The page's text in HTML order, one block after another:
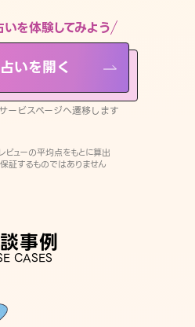
ますを体験してみよう
いを開く
ービスページへ遷移します
ューの平均点をもとに算出
証するものではありません
事例
CASES